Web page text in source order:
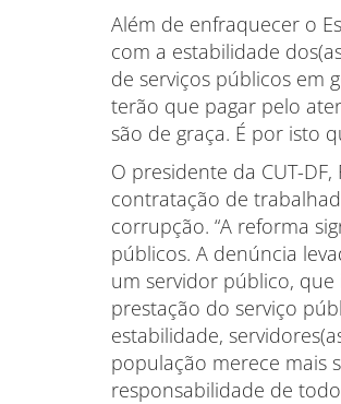
Além de enfraquecer o
com a estabilidade
de serviços públicos em
terão que pagar pelo
são de graça. É por isto
O presidente da CUT-
contratação de
corrupção. “A reforma
públicos. A denúncia
um servidor público,
prestação do serviço
estabilidade,
população merece mais
responsabilidade de